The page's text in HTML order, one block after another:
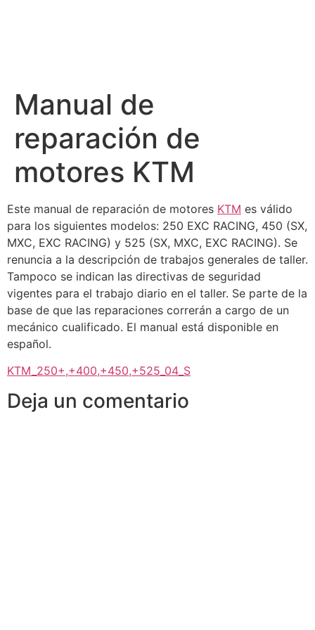
Manual de
reparación de
motores KTM
Este manual de reparación de motores KTM es válido
para los siguientes modelos: 250 EXC RACING, 450 (SX,
MXC, EXC RACING) y 525 (SX, MXC, EXC RACING). Se
renuncia a la descripción de trabajos generales de taller.
Tampoco se indican las directivas de seguridad
vigentes para el trabajo diario en el taller. Se parte de la
base de que las reparaciones correrán a cargo de un
mecánico cualificado. El manual está disponible en
español.
KTM_250+,+400,+450,+525_04_S
Deja un comentario